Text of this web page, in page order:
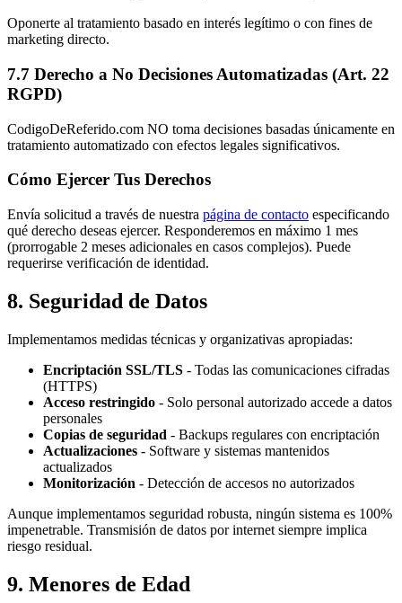
Oponerte al tratamiento basado en interés legítimo o con fines de
marketing directo.
7.7 Derecho a No Decisiones Automatizadas (Art. 22
RGPD)
CodigoDeReferido.com NO toma decisiones basadas únicamente en
tratamiento automatizado con efectos legales significativos.
Cómo Ejercer Tus Derechos
Envía solicitud a través de nuestra página de contacto especificando
qué derecho deseas ejercer. Responderemos en máximo 1 mes
(prorrogable 2 meses adicionales en casos complejos). Puede
requerirse verificación de identidad.
8. Seguridad de Datos
Implementamos medidas técnicas y organizativas apropiadas:
Encriptación SSL/TLS - Todas las comunicaciones cifradas
(HTTPS)
Acceso restringido - Solo personal autorizado accede a datos
personales
Copias de seguridad - Backups regulares con encriptación
Actualizaciones - Software y sistemas mantenidos
actualizados
Monitorización - Detección de accesos no autorizados
Aunque implementamos seguridad robusta, ningún sistema es 100%
impenetrable. Transmisión de datos por internet siempre implica
riesgo residual.
9. Menores de Edad